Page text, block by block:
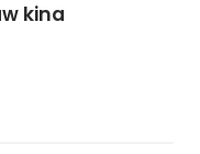
kina